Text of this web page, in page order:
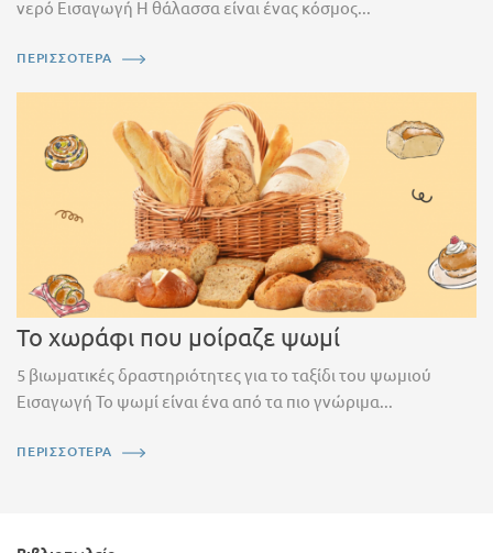
νερό Εισαγωγή Η θάλασσα είναι ένας κόσμος...
ΠΕΡΙΣΣΟΤΕΡΑ
Το χωράφι που μοίραζε ψωμί
5 βιωματικές δραστηριότητες για το ταξίδι του ψωμιού
Εισαγωγή Το ψωμί είναι ένα από τα πιο γνώριμα...
ΠΕΡΙΣΣΟΤΕΡΑ